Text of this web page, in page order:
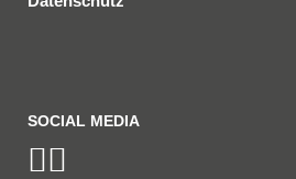
SOCIAL MEDIA